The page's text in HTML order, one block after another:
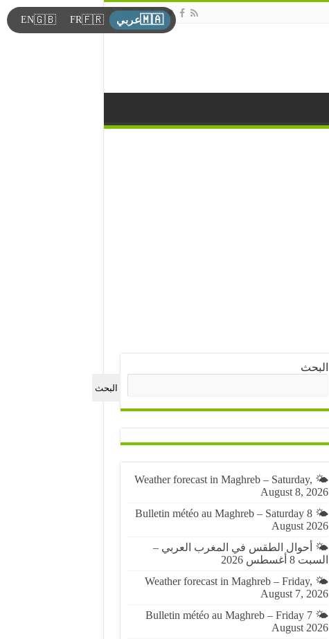
البحث
البحث
🌤️ Weather forecast in Maghreb – Saturday,
August 8, 2026
🌤️ Bulletin météo au Maghreb – Saturday 8
August 2026
🌤️ أحوال الطقس في المغرب العربي –
السبت 8 أغسطس 2026
🌤️ Weather forecast in Maghreb – Friday,
August 7, 2026
🌤️ Bulletin météo au Maghreb – Friday 7
August 2026
🇲🇦عربي 🇫🇷
FR
🇬🇧
EN